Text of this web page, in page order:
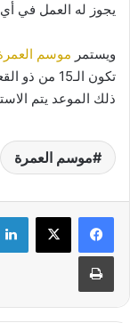
يجوز له العمل
ويستمر موسم
تكون الـ15
ذلك الموعد يتم
موسم العمرة
طباعة